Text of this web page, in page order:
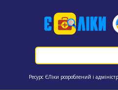
Ресурс ЄЛіки розроблений і